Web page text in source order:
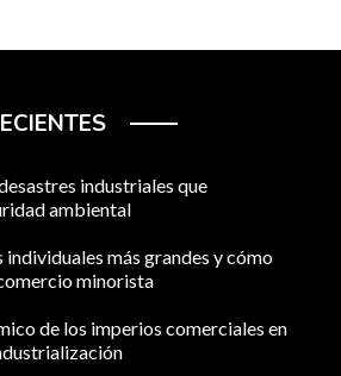
industriales que
ambiental
individuales más grandes y cómo
minorista
de los imperios comerciales en